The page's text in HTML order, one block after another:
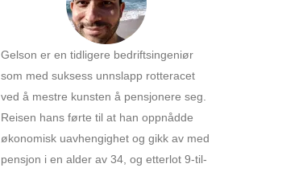
Gelson er en tidligere bedriftsingeniør
som med suksess unnslapp rotteracet
ved å mestre kunsten å pensjonere seg.
Reisen hans førte til at han oppnådde
økonomisk uavhengighet og gikk av med
pensjon i en alder av 34, og etterlot 9-til-